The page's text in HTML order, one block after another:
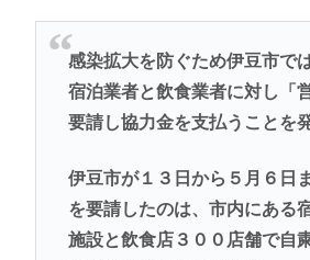
感染拡大を防ぐため伊豆市で
宿泊業者と飲食業者に対し「
要請し協力金を支払うことを
伊豆市が１３日から５月６日
を要請したのは、市内にある
施設と飲食店３００店舗で自